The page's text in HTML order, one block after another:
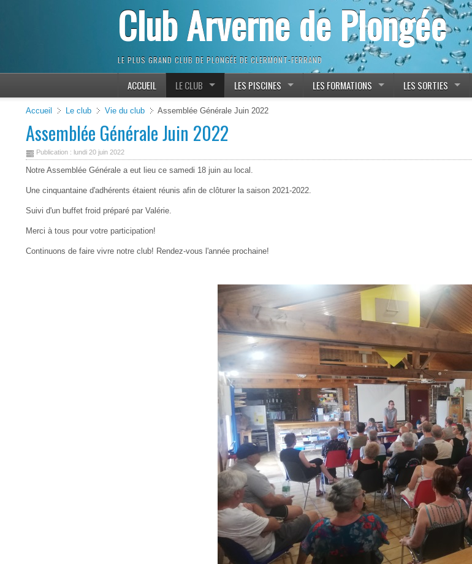
Club Arverne de Plongée
LE PLUS GRAND CLUB DE PLONGÉE DE CLERMONT-FERRAND
ACCUEIL LE CLUB LES PISCINES LES FORMATIONS LES SORTIES
Accueil Le club Vie du club Assemblée Générale Juin 2022
Assemblée Générale Juin 2022
Publication : lundi 20 juin 2022
Notre Assemblée Générale a eut lieu ce samedi 18 juin au local.
Une cinquantaine d'adhérents étaient réunis afin de clôturer la saison 2021-2022.
Suivi d'un buffet froid préparé par Valérie.
Merci à tous pour votre participation!
Continuons de faire vivre notre club! Rendez-vous l'année prochaine!